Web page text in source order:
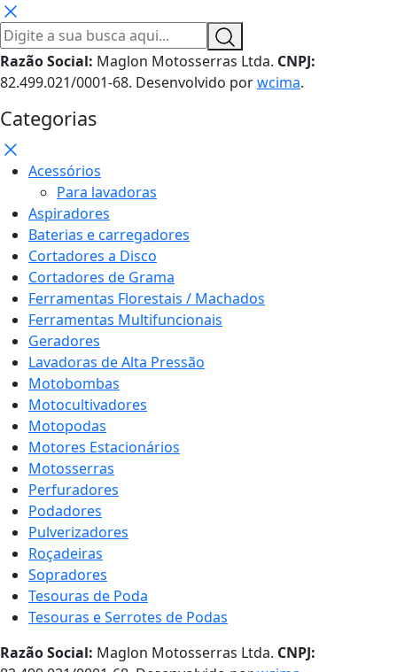
Razão Social: Maglon Motosserras Ltda. CNPJ:
82.499.021/0001-68. Desenvolvido porwcima.
Categorias
Acessórios
Para lavadoras
Aspiradores
Baterias e carregadores
Cortadores a Disco
Cortadores de Grama
Ferramentas Florestais / Machados
Ferramentas Multifuncionais
Geradores
Lavadoras de Alta Pressão
Motobombas
Motocultivadores
Motopodas
Motores Estacionários
Motosserras
Perfuradores
Podadores
Pulverizadores
Roçadeiras
Sopradores
Tesouras de Poda
Tesouras e Serrotes de Podas
Razão Social: Maglon Motosserras Ltda. CNPJ: